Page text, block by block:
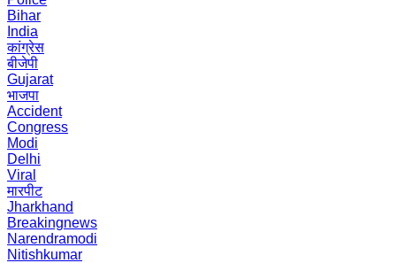
Bihar
India
कांग्रेस
बीजेपी
Gujarat
भाजपा
Accident
Congress
Modi
Delhi
Viral
मारपीट
Jharkhand
Breakingnews
Narendramodi
Nitishkumar